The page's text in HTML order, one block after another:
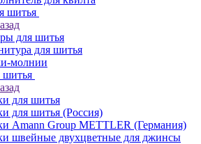
шитья
для шитья
для шитья
молнии
шитья
для шитья
для шитья (Россия)
Amann Group METTLER (Германия)
швейные двухцветные для джинсы